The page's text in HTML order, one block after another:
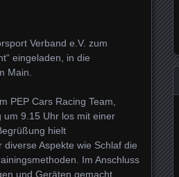
Verband e.V. zum
eingeladen, in die
Main.
PEP Cars Racing Team,
um 9.15 Uhr los mit einer
hielt
Aspekte wie Schlaf die
Im Anschluss
und Geräten gemacht,